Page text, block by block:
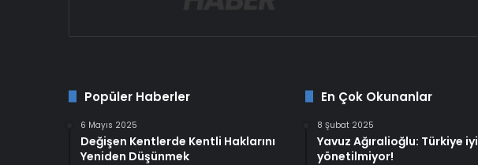
Popüler Haberler
6 Mayıs 2025
Değişen Kentlerde Kentli Haklarını
Yeniden Düşünmek
En Çok Okunanlar
8 Şubat 2025
Yavuz Ağıralioğlu: Türkiye iyi
yönetilmiyor!